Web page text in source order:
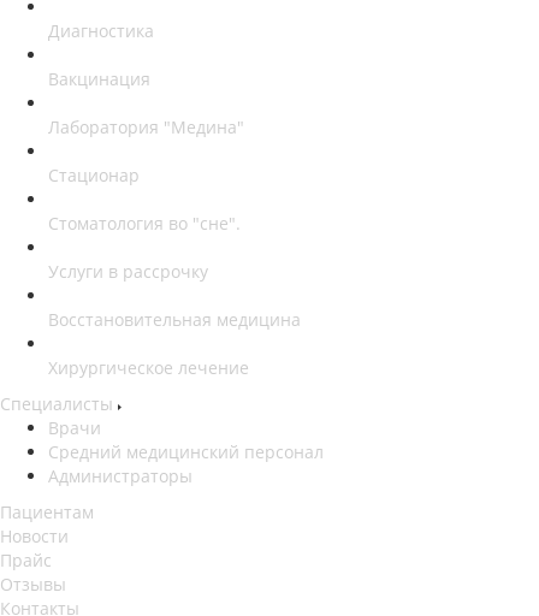
Диагностика
Вакцинация
Лаборатория "Медина"
Стационар
Стоматология во "сне".
Услуги в рассрочку
Восстановительная медицина
Хирургическое лечение
Специалисты
Врачи
Средний медицинский персонал
Администраторы
Пациентам
Новости
Прайс
Отзывы
Контакты